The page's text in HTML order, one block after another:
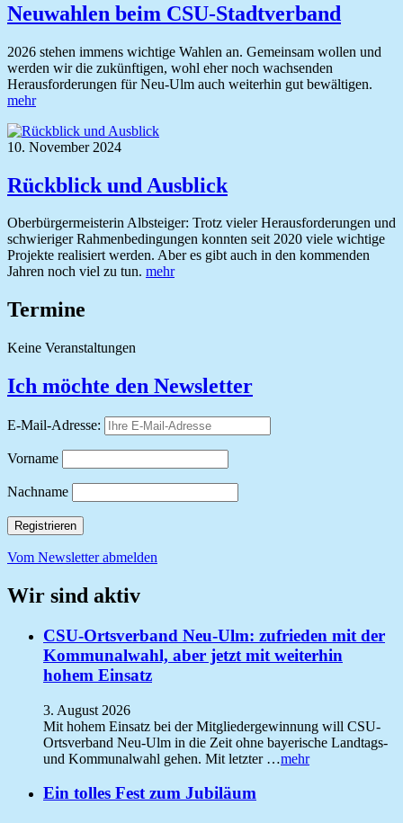
Neuwahlen beim CSU-Stadtverband
2026 stehen immens wichtige Wahlen an. Gemeinsam wollen und
werden wir die zukünftigen, wohl eher noch wachsenden
Herausforderungen für Neu-Ulm auch weiterhin gut bewältigen.
mehr
10. November 2024
Rückblick und Ausblick
Oberbürgermeisterin Albsteiger: Trotz vieler Herausforderungen und
schwieriger Rahmenbedingungen konnten seit 2020 viele wichtige
Projekte realisiert werden. Aber es gibt auch in den kommenden
Jahren noch viel zu tun. mehr
Termine
Keine Veranstaltungen
Ich möchte den Newsletter
E-Mail-Adresse:
Vorname
Nachname
Vom Newsletter abmelden
Wir sind aktiv
CSU-Ortsverband Neu-Ulm: zufrieden mit der
Kommunalwahl, aber jetzt mit weiterhin
hohem Einsatz
3. August 2026
Mit hohem Einsatz bei der Mitgliedergewinnung will CSU-
Ortsverband Neu-Ulm in die Zeit ohne bayerische Landtags-
und Kommunalwahl gehen. Mit letzter …mehr
Ein tolles Fest zum Jubiläum